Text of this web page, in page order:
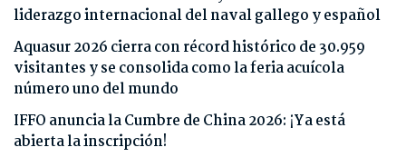
liderazgo internacional del naval gallego y español
Aquasur 2026 cierra con récord histórico de 30.959
visitantes y se consolida como la feria acuícola
número uno del mundo
IFFO anuncia la Cumbre de China 2026: ¡Ya está
abierta la inscripción!